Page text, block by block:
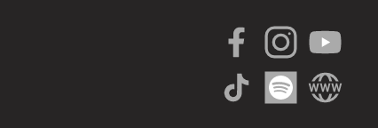
FacebookInstagramYouTube
TikTok Spotify Website